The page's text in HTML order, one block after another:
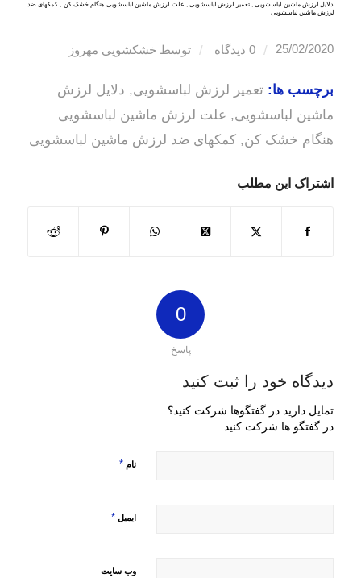
دلایل لرزش ماشین لباسشویی , تعمیر لرزش لباسشویی , علت لرزش ماشین لباسشویی هنگام خشک کن , کمکهای ضد
لرزش ماشین لباسشویی
25/02/2020
/ 0 دیدگاه / توسط خشکشویی مهروز
برچسب ها: تعمیر لرزش لباسشویی, دلایل لرزش
ماشین لباسشویی, علت لرزش ماشین لباسشویی
هنگام خشک کن, کمکهای ضد لرزش ماشین لباسشویی
اشتراک این مطلب
0
پاسخ
دیدگاه خود را ثبت کنید
تمایل دارید در گفتگوها شرکت کنید؟
در گفتگو ها شرکت کنید.
نام *
ایمیل *
وب‌ سایت